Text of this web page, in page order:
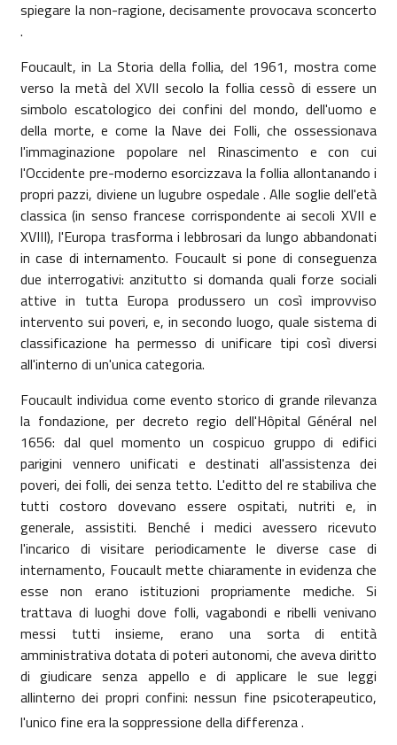
spiegare la non-ragione, decisamente provocava sconcerto
.
Foucault, in La Storia della follia, del 1961, mostra come
verso la metà del XVII secolo la follia cessò di essere un
simbolo escatologico dei confini del mondo, dell'uomo e
della morte, e come la Nave dei Folli, che ossessionava
l'immaginazione popolare nel Rinascimento e con cui
l'Occidente pre-moderno esorcizzava la follia allontanando i
propri pazzi, diviene un lugubre ospedale . Alle soglie dell'età
classica (in senso francese corrispondente ai secoli XVII e
XVIII), l'Europa trasforma i lebbrosari da lungo abbandonati
in case di internamento. Foucault si pone di conseguenza
due interrogativi: anzitutto si domanda quali forze sociali
attive in tutta Europa produssero un così improvviso
intervento sui poveri, e, in secondo luogo, quale sistema di
classificazione ha permesso di unificare tipi così diversi
all'interno di un'unica categoria.
Foucault individua come evento storico di grande rilevanza
la fondazione, per decreto regio dell'Hôpital Général nel
1656: dal quel momento un cospicuo gruppo di edifici
parigini vennero unificati e destinati all'assistenza dei
poveri, dei folli, dei senza tetto. L'editto del re stabiliva che
tutti costoro dovevano essere ospitati, nutriti e, in
generale, assistiti. Benché i medici avessero ricevuto
l'incarico di visitare periodicamente le diverse case di
internamento, Foucault mette chiaramente in evidenza che
esse non erano istituzioni propriamente mediche. Si
trattava di luoghi dove folli, vagabondi e ribelli venivano
messi tutti insieme, erano una sorta di entità
amministrativa dotata di poteri autonomi, che aveva diritto
di giudicare senza appello e di applicare le sue leggi
allinterno dei propri confini: nessun fine psicoterapeutico,
l'unico fine era la soppressione della differenza .